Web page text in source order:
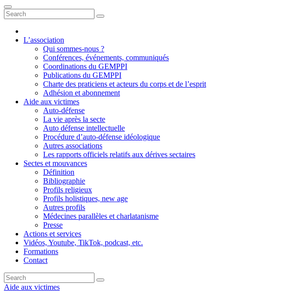
L’association
Qui sommes-nous ?
Conférences, événements, communiqués
Coordinations du GEMPPI
Publications du GEMPPI
Charte des praticiens et acteurs du corps et de l’esprit
Adhésion et abonnement
Aide aux victimes
Auto-défense
La vie après la secte
Auto défense intellectuelle
Procédure d’auto-défense idéologique
Autres associations
Les rapports officiels relatifs aux dérives sectaires
Sectes et mouvances
Définition
Bibliographie
Profils religieux
Profils holistiques, new age
Autres profils
Médecines parallèles et charlatanisme
Presse
Actions et services
Vidéos, Youtube, TikTok, podcast, etc.
Formations
Contact
Aide aux victimes